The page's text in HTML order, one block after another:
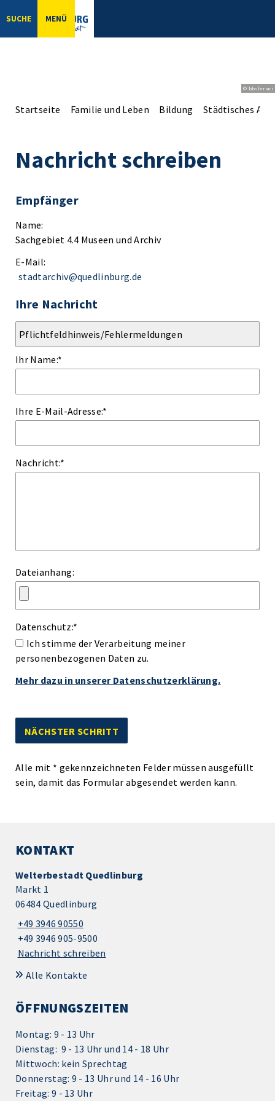
SUCHE MENÜ
© bbsferrari
Startseite Familie und Leben Bildung Städtisches
Nachricht schreiben
Empfänger
Name:
Sachgebiet 4.4 Museen und Archiv
E-Mail:
stadtarchiv@quedlinburg.de
Ihre Nachricht
Ihr Name:*
Ihre E-Mail-Adresse:*
Nachricht:*
Dateianhang:
Datenschutz:*
Ich stimme der Verarbeitung meiner
personenbezogenen Daten zu.
Mehr dazu in unserer Datenschutzerklärung.
Alle mit * gekennzeichneten Felder müssen ausgefüllt
sein, damit das Formular abgesendet werden kann.
KONTAKT
Welterbestadt Quedlinburg
Markt 1
06484 Quedlinburg
+49 3946 90550
+49 3946 905-9500
Nachricht schreiben
Alle Kontakte
ÖFFNUNGSZEITEN
Montag: 9 - 13 Uhr
Dienstag: 9 - 13 Uhr und 14 - 18 Uhr
Mittwoch: kein Sprechtag
Donnerstag: 9 - 13 Uhr und 14 - 16 Uhr
Freitag: 9 - 13 Uhr